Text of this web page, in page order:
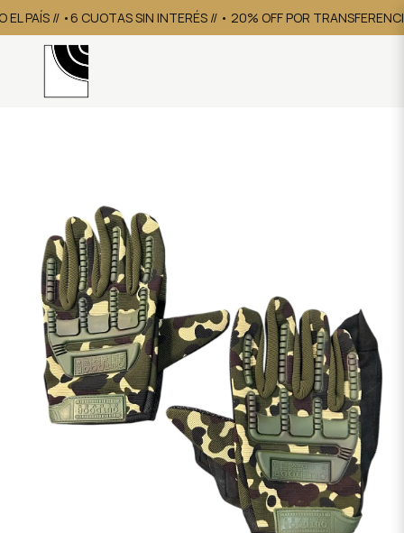
PAÍS // •6 CUOTAS SIN INTERÉS // • 20% OFF POR TRANSFERENCIA